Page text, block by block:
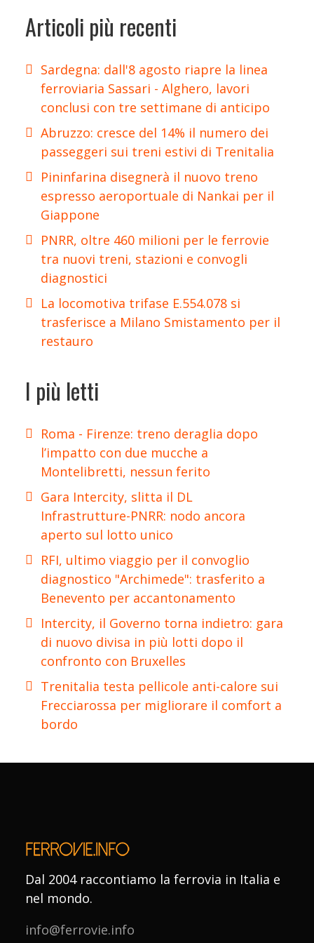
Articoli più recenti
Sardegna: dall'8 agosto riapre la linea
ferroviaria Sassari - Alghero, lavori
conclusi con tre settimane di anticipo
Abruzzo: cresce del 14% il numero dei
passeggeri sui treni estivi di Trenitalia
Pininfarina disegnerà il nuovo treno
espresso aeroportuale di Nankai per il
Giappone
PNRR, oltre 460 milioni per le ferrovie
tra nuovi treni, stazioni e convogli
diagnostici
La locomotiva trifase E.554.078 si
trasferisce a Milano Smistamento per il
restauro
I più letti
Roma - Firenze: treno deraglia dopo
l’impatto con due mucche a
Montelibretti, nessun ferito
Gara Intercity, slitta il DL
Infrastrutture-PNRR: nodo ancora
aperto sul lotto unico
RFI, ultimo viaggio per il convoglio
diagnostico "Archimede": trasferito a
Benevento per accantonamento
Intercity, il Governo torna indietro: gara
di nuovo divisa in più lotti dopo il
confronto con Bruxelles
Trenitalia testa pellicole anti-calore sui
Frecciarossa per migliorare il comfort a
bordo
Dal 2004 raccontiamo la ferrovia in Italia e
nel mondo.
info@ferrovie.info